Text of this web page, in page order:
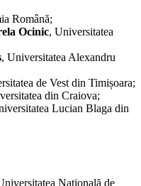
Română;
Ocinic, Universitatea
, Universitatea Alexandru
de Vest din Timișoara;
din Craiova;
Lucian Blaga din
Națională de